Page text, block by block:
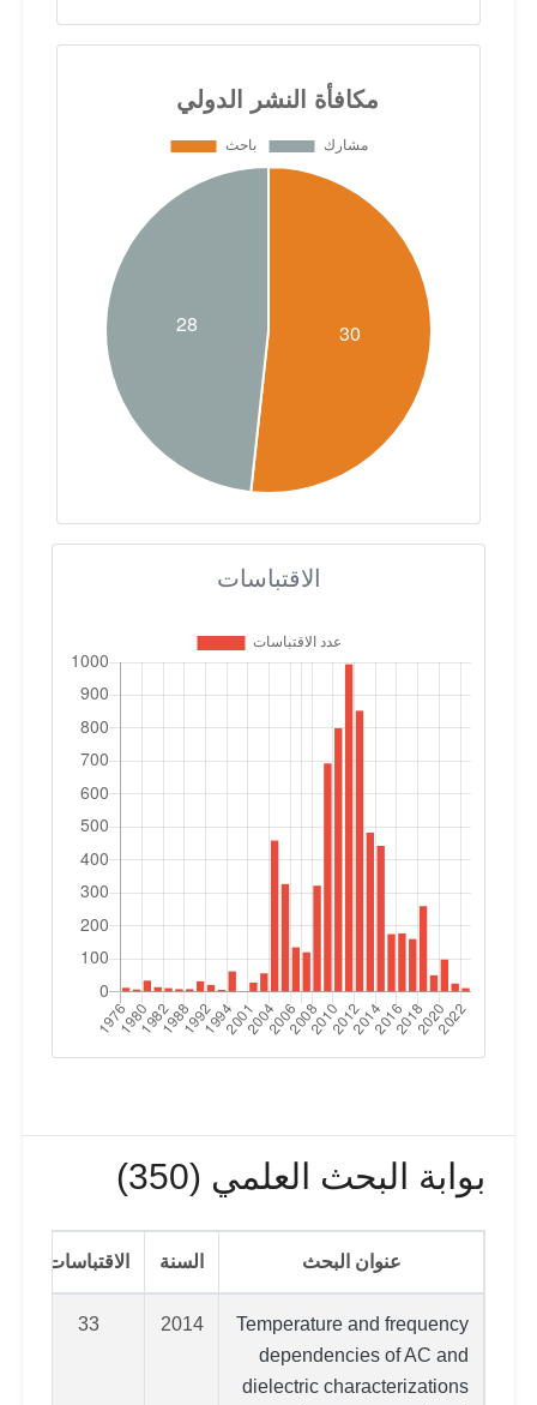
الاقتباسات
بوابة البحث العلمي (350)
عنوان البحث السنة الاقتباسات
Temperature and frequency
dependencies of AC and
dielectric characterizations
2014
33